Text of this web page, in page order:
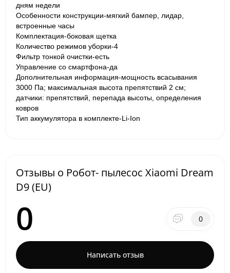
дням недели
Особенности конструкции-мягкий бампер, лидар,
встроенные часы
Комплектация-боковая щетка
Количество режимов уборки-4
Фильтр тонкой очистки-есть
Управление со смартфона-да
Дополнительная информация-мощность всасывания
3000 Па; максимальная высота препятствий 2 см;
датчики: препятствий, перепада высоты, определения
ковров
Тип аккумулятора в комплекте-Li-Ion
Отзывы о Робот- пылесос Xiaomi Dream
D9 (EU)
0 0
Написать отзыв